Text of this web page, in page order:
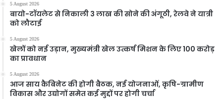
5 August 2026
बायो-टॉयलेट से निकाली 3 लाख की सोने की अंगूठी, रेलवे ने यात्री
को लौटाई
5 August 2026
खेलों को नई उड़ान, मुख्यमंत्री खेल उत्कर्ष मिशन के लिए 100 करोड़
का प्रावधान
5 August 2026
आज साय कैबिनेट की होगी बैठक, नई योजनाओं, कृषि-ग्रामीण
विकास और उद्योगों समेत कई मुद्दों पर होगी चर्चा